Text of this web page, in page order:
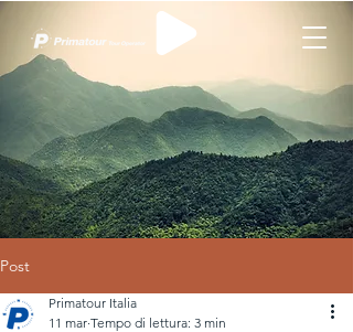
Post
Primatour Italia
11 mar Tempo di lettura: 3 min